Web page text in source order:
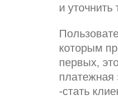
и
которым
первых,
платежная
-стать